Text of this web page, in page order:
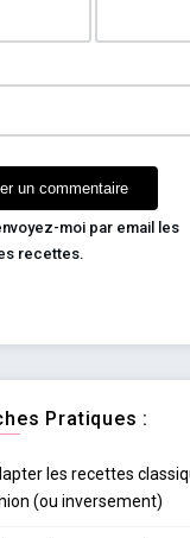
moi par email les
recettes.
Pratiques :
les recettes
(ou inversement)